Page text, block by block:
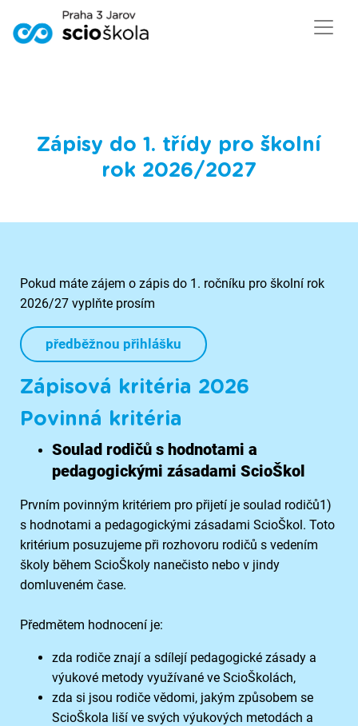
Zápisy do 1. třídy pro školní
rok 2026/2027
Pokud máte zájem o zápis do 1. ročníku pro školní rok
2026/27 vyplňte prosím
předběžnou přihlášku
Zápisová kritéria 2026
Povinná kritéria
Soulad rodičů s hodnotami a
pedagogickými zásadami ScioŠkol
Prvním povinným kritériem pro přijetí je soulad rodičů1)
s hodnotami a pedagogickými zásadami ScioŠkol. Toto
kritérium posuzujeme při rozhovoru rodičů s vedením
školy během ScioŠkoly nanečisto nebo v jindy
domluveném čase.
Předmětem hodnocení je:
zda rodiče znají a sdílejí pedagogické zásady a
výukové metody využívané ve ScioŠkolách,
zda si jsou rodiče vědomi, jakým způsobem se
ScioŠkola liší ve svých výukových metodách a